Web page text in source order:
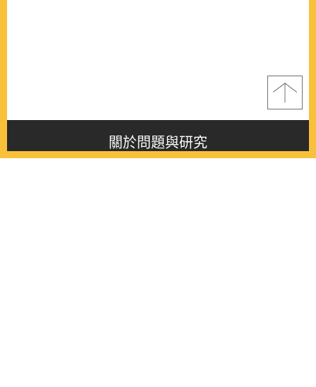
關於問題與研究
About this journal